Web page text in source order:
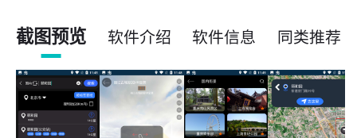
截图预览 软件介绍 软件信息 同类推荐